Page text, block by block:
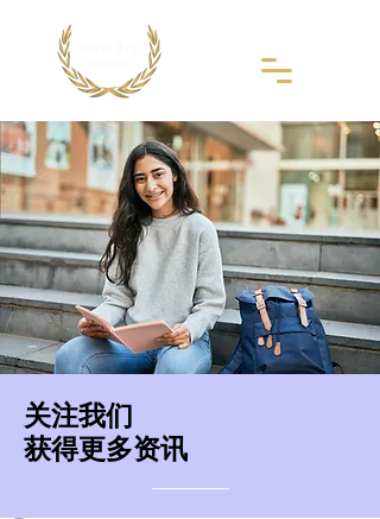
​关注我们
获得更多资讯